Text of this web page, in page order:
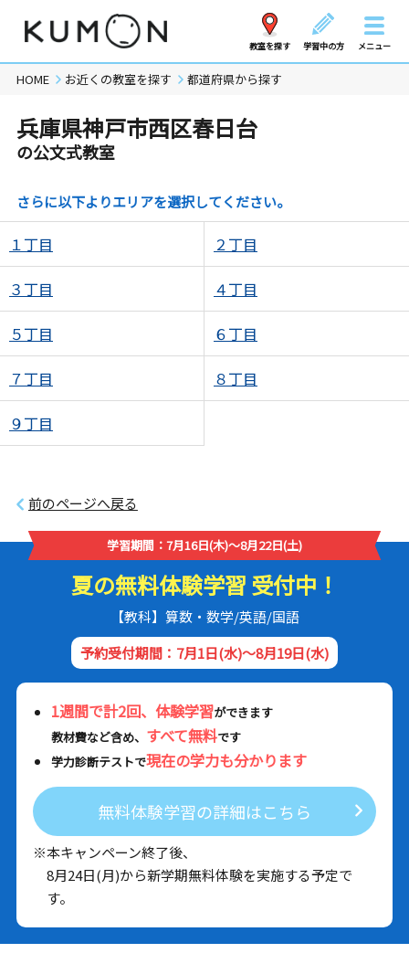
教室を探す 学習中の方 メニュー
HOME お近くの教室を探す 都道府県から探す
兵庫県神戸市西区春日台
の公文式教室
さらに以下よりエリアを選択してください。
１丁目 ２丁目
３丁目 ４丁目
５丁目 ６丁目
７丁目 ８丁目
９丁目
前のページへ戻る
学習期間：7月16日(木)～8月22日(土)
夏の無料体験学習 受付中！
【教科】算数・数学/英語/国語
予約受付期間：7月1日(水)～8月19日(水)
1週間で計2回、体験学習ができます
教材費など含め、 すべて無料です
学力診断テストで現在の学力も分かります
無料体験学習の詳細はこちら
※本キャンペーン終了後、
8月24日(月)から新学期無料体験を実施する予定で
す。